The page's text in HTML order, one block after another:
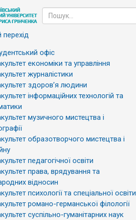
офіс
економіки та управління
журналістики
здоров’я людини
інформаційних технологій та
музичного мистецтва і
образотворчого мистецтва і
педагогічної освіти
права, врядування та
відносин
психології та спеціальної освіти
романо-германської філології
суспільно-гуманітарних наук